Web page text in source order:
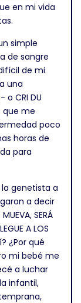
en mi vida
simple
de sangre
de mi
una
o CRI DU
que me
poco
horas de
para
genetista a
a decir
SERÁ
A LOS
¿Por qué
mi bebé me
a luchar
infantil,